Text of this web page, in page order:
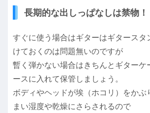
長期的な出しっぱなしは禁物！
すぐに使う場合はギターはギタースタ
けておくのは問題無いのですが
暫く弾かない場合はきちんとギターケ
ースに入れて保管しましょう。
ボディやヘッドが埃（ホコリ）をかぶ
まい湿度や乾燥にさらされるので